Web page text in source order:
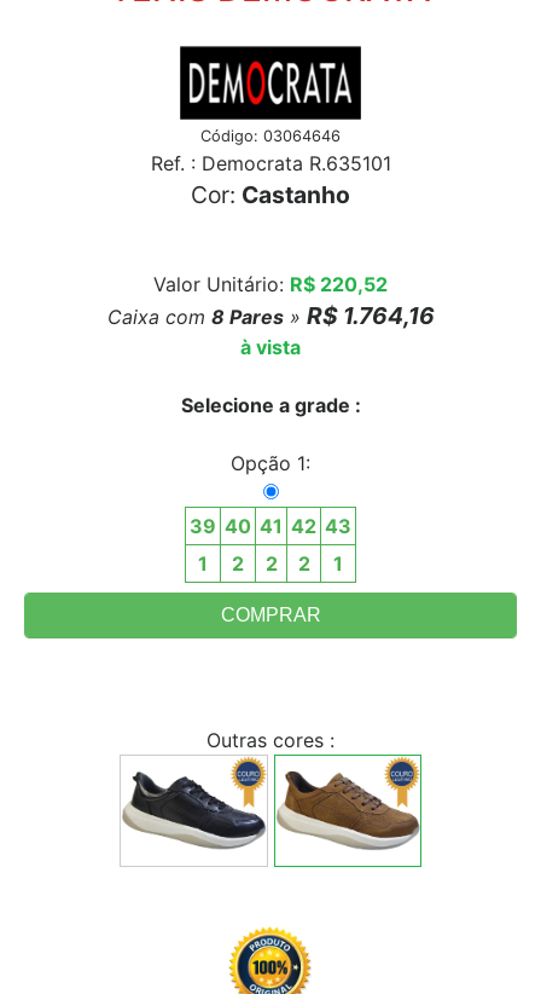
Código: 03064646
Ref. : Democrata R.635101
Cor: Castanho
Valor Unitário: R$ 220,52
Caixa com 8 Pares» R$ 1.764,16
à vista
Selecione a grade :
Opção 1:
39 40 41 42 43
1
2 2 2 1
Outras cores :